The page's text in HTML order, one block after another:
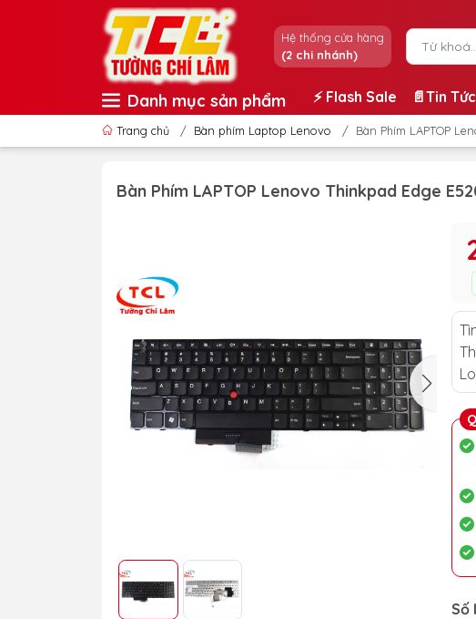
Hệ thống cửa hàng
(2 chi nhánh)
Danh mục sản phẩm ⚡️ Flash Sale 📄Tin
Trang chủ / Bàn phím Laptop Lenovo / Bàn Phím LAPTOP
Bàn Phím LAPTOP Lenovo Thinkpad Edge
Số